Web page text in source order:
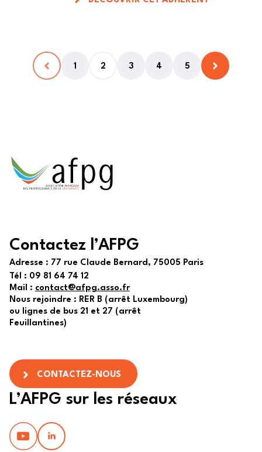
1 2 3 4 5
Contactez l’AFPG
Adresse : 77 rue Claude Bernard, 75005 Paris
Tél : 09 81 64 74 12
Mail : contact@afpg.asso.fr
Nous rejoindre : RER B (arrêt Luxembourg)
ou lignes de bus 21 et 27 (arrêt
Feuillantines)
CONTACTEZ-NOUS
L’AFPG sur les réseaux